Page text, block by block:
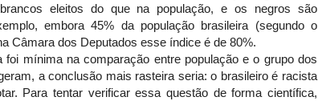
brancos eleitos do que na população, e os negros são
embora 45% da população brasileira (segundo o
Câmara dos Deputados esse índice é de 80%.
foi mínima na comparação entre população e o grupo dos
a conclusão mais rasteira seria: o brasileiro é racista
Para tentar verificar essa questão de forma científica,